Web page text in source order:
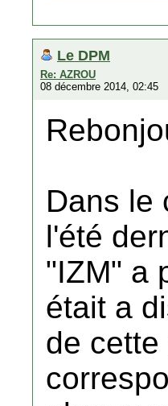
Le DPM
Re: AZROU
08 décembre 2014, 02:45
Dans le
l'été
"IZM" a
était a
de